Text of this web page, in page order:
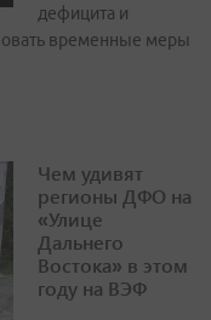
дефицита и
временные меры
Чем удивят
регионы ДФО на
«Улице
Дальнего
Востока» в этом
году на ВЭФ